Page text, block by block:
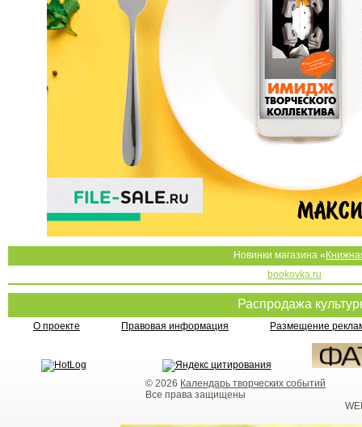
Новинки магазина «
bookovka.ru
Распродажа
О проекте Правовая информация Размещение
© 2026 Календарь творческих событий
Все права защищены